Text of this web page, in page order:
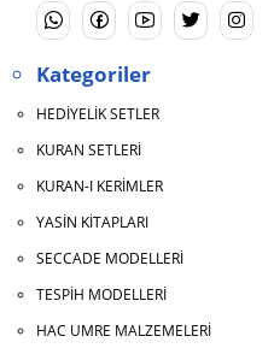
Kategoriler
HEDİYELİK SETLER
KURAN SETLERİ
KURAN-I KERİMLER
YASİN KİTAPLARI
SECCADE MODELLERİ
TESPİH MODELLERİ
HAC UMRE MALZEMELERİ